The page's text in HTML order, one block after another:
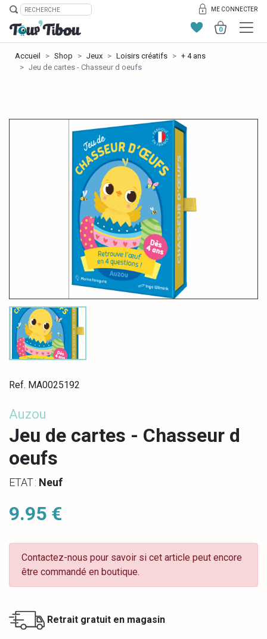
ME CONNECTER
0
Accueil Shop Jeux Loisirs créatifs
+ 4 ans
Jeu de cartes - Chasseur d oeufs
Ref. MA0025192
Auzou
Jeu de cartes - Chasseur d
oeufs
ETAT : Neuf
9.95 €
Contactez-nous pour savoir si cet article peut encore
être commandé en boutique.
Retrait gratuit en magasin